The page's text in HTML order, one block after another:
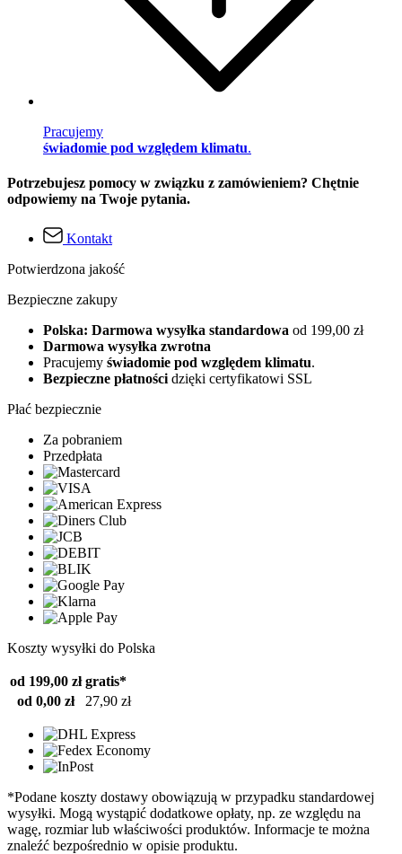
Pracujemy
świadomie pod względem klimatu.
Potrzebujesz pomocy w związku z zamówieniem? Chętnie
odpowiemy na Twoje pytania.
Kontakt
Potwierdzona jakość
Bezpieczne zakupy
Polska: Darmowa wysyłka standardowa od 199,00 zł
Darmowa wysyłka zwrotna
Pracujemy świadomie pod względem klimatu.
Bezpieczne płatności dzięki certyfikatowi SSL
Płać bezpiecznie
Za pobraniem
Przedpłata
Koszty wysyłki do Polska
od 199,00 zł gratis*
od 0,00 zł
27,90 zł
*Podane koszty dostawy obowiązują w przypadku standardowej
wysyłki. Mogą wystąpić dodatkowe opłaty, np. ze względu na
wagę, rozmiar lub właściwości produktów. Informacje te można
znaleźć bezpośrednio w opisie produktu.